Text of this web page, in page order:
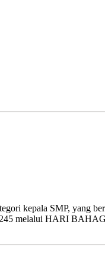
kepala SMP, yang
melalui HARI